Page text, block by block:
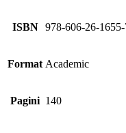
ISBN 978-606-26-
Format Academic
Pagini 140